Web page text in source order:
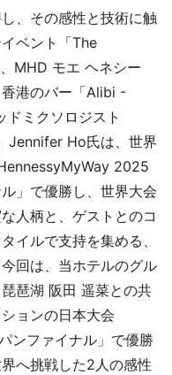
、その感性と技術に触
ベント「The
MHD モエ ヘネシー
港のバー「Alibi -
ミクソロジスト
Jennifer Ho氏は、世界
2025
」で優勝し、世界大会
人柄と、ゲストとのコ
イルで支持を集める、
回は、当ホテルのグル
琶湖 阪田 遥菜との共
ョンの日本大会
ンファイナル」で優勝
へ挑戦した2人の感性